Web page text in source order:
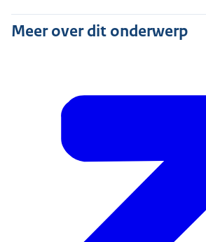
Meer over dit onderwerp